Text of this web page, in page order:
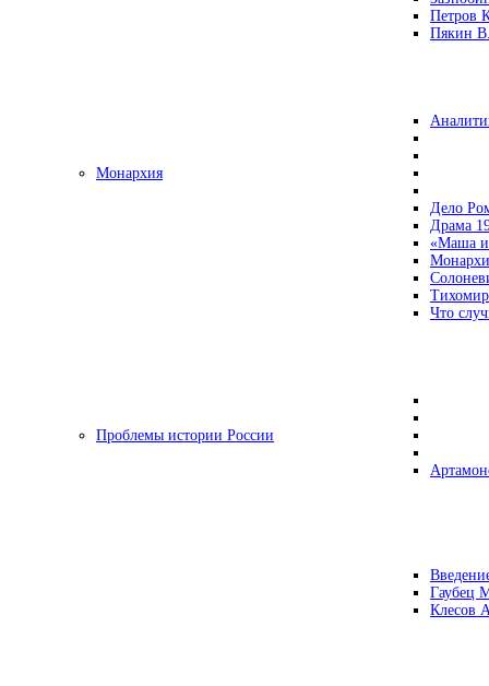
Петров
Пякин
Монархия
Дело
Драма
«Маша и
Что
Проблемы истории России
Гаубец
Клесов